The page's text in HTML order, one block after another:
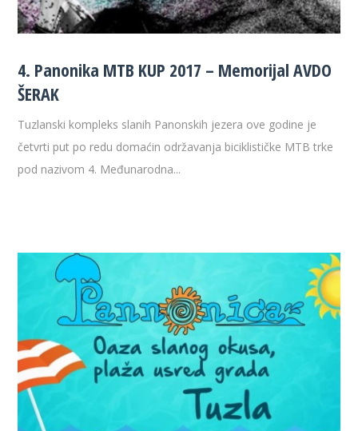
4. Panonika MTB KUP 2017 – Memorijal AVDO
ŠERAK
Tuzlanski kompleks slanih Panonskih jezera ove godine je
četvrti put po redu domaćin održavanja biciklističke MTB trke
pod nazivom 4. Međunarodna...